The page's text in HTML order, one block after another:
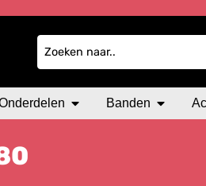
Banden